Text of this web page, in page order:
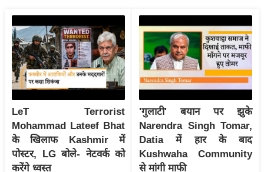
मि
सा
ल
बे
मि
सा
ल
श
LeT Terrorist
Mohammad Lateef Bhat
के खिलाफ Kashmir में
पोस्टर, LG बोले- नेटवर्क को
करेंगे ध्वस्त
'गुलाटी' बयान पर झुके
Narendra Singh Tomar,
Datia में हार के बाद
Kushwaha Community
से मांगी माफी